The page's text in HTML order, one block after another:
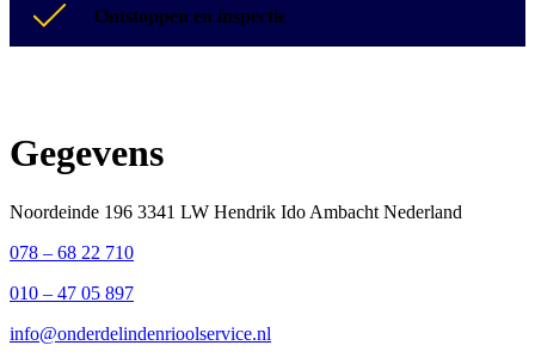
Ontstoppen en inspectie
Gegevens
Noordeinde 196 3341 LW Hendrik Ido Ambacht Nederland
078 – 68 22 710
010 – 47 05 897
info@onderdelindenrioolservice.nl